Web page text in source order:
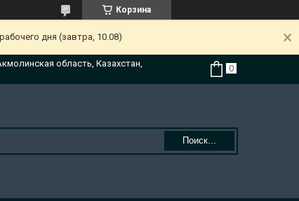
Корзина
дня (завтра, 10.08)
область, Казахстан,
Поиск...